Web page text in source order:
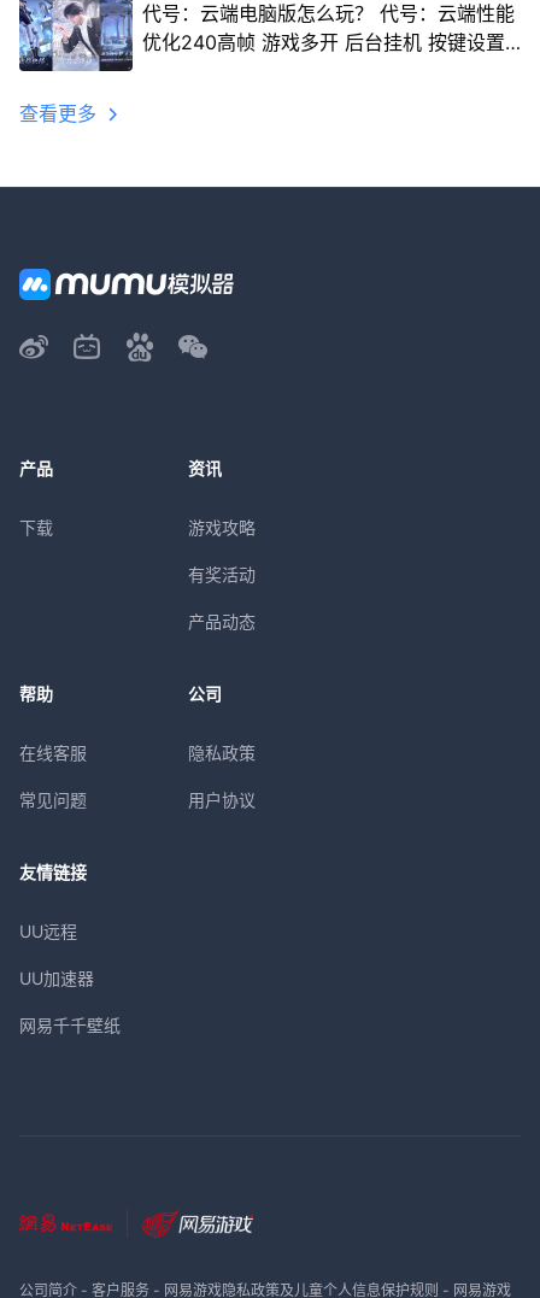
代号：云端电脑版怎么玩？ 代号：云端性能
优化240高帧 游戏多开 后台挂机 按键设置
查看更多
产品
下载
资讯
游戏攻略
有奖活动
产品动态
帮助
在线客服
常见问题
公司
隐私政策
用户协议
友情链接
UU远程
UU加速器
网易千千壁纸
公司简介- 客户服务- 网易游戏隐私政策及儿童个人信息保护规则 - 网易游戏